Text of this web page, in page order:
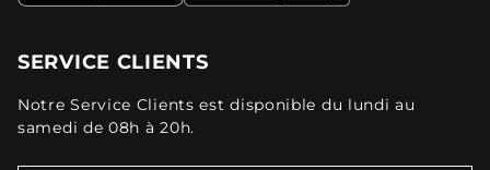
SERVICE CLIENTS
Notre Service Clients est disponible du lundi au
samedi de 08h à 20h.